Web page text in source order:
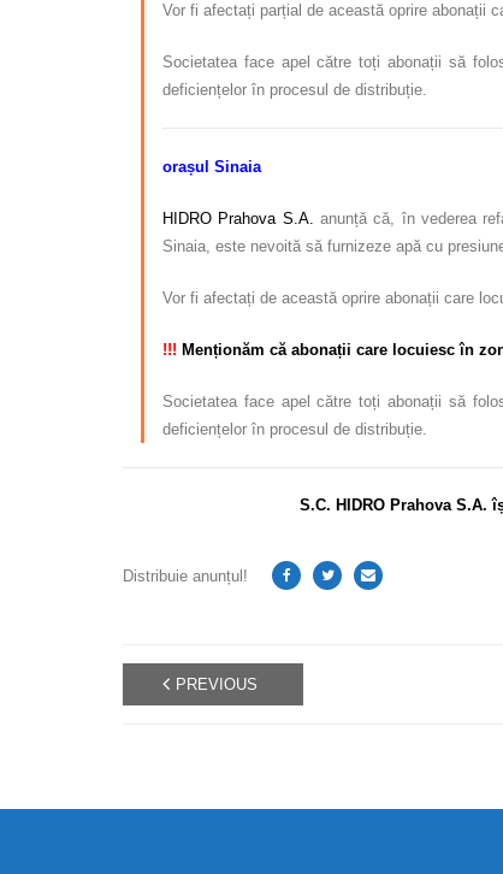
Vor fi afectați parțial de această oprire abonații
Societatea face apel către toți abonații să
deficiențelor în procesul de distribuție.
orașul Sinaia
HIDRO Prahova S.A. anunță că, în vederea
Sinaia, este nevoită să furnizeze apă cu
Vor fi afectați de această oprire abonații care
!!! Menționăm că abonații care locuiesc în
Societatea face apel către toți abonații să
deficiențelor în procesul de distribuție.
S.C. HIDRO Prahova S.A.
Distribuie anunțul!
PREVIOUS